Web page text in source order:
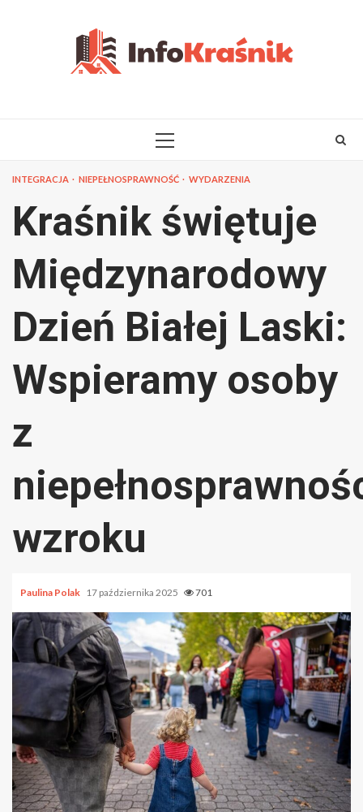
PRIMARY
INTEGRACJA NIEPEŁNOSPRAWNOŚĆ WYDARZENIA
Kraśnik świętuje
Międzynarodowy
Dzień Białej Laski:
Wspieramy osoby
z
wzroku
Paulina Polak 17 października 2025 701